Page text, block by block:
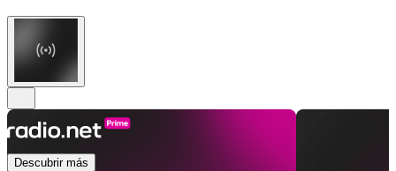
Descubrir más